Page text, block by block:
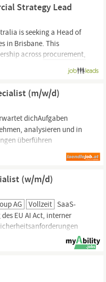
Berufserfahrung im
Strategy Lead
is seeking a Head of
in Brisbane. This
across procurement,
and risk, driving
the pre-contract
(m/w/d)
dichAufgaben
analysieren und in
überführen
kontinuierlich
für Prozess-,
Tests vorbereiten,
(w/m/d)
AG Vollzeit SaaS-
EU AI Act, interner
AI Tool Stack,
KI-Services, in enger
Information